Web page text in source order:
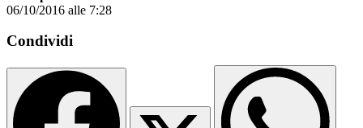
06/10/2016 alle 7:28
Condividi